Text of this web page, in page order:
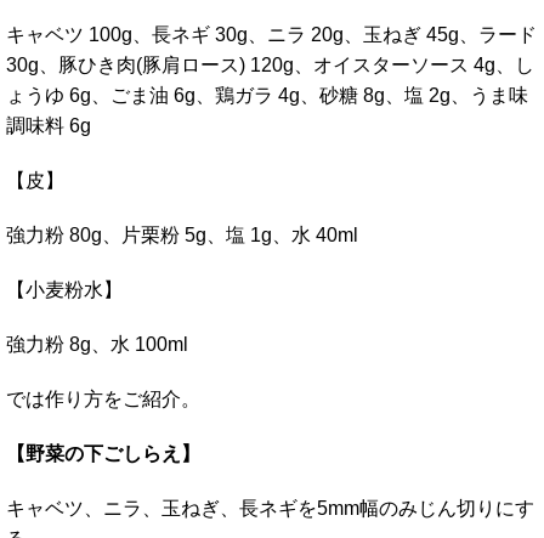
キャベツ 100g、長ネギ 30g、ニラ 20g、玉ねぎ 45g、ラード
30g、豚ひき肉(豚肩ロース) 120g、オイスターソース 4g、し
ょうゆ 6g、ごま油 6g、鶏ガラ 4g、砂糖 8g、塩 2g、うま味
調味料 6g
【皮】
強力粉 80g、片栗粉 5g、塩 1g、水 40ml
【小麦粉水】
強力粉 8g、水 100ml
では作り方をご紹介。
【野菜の下ごしらえ】
キャベツ、ニラ、玉ねぎ、長ネギを5mm幅のみじん切りにす